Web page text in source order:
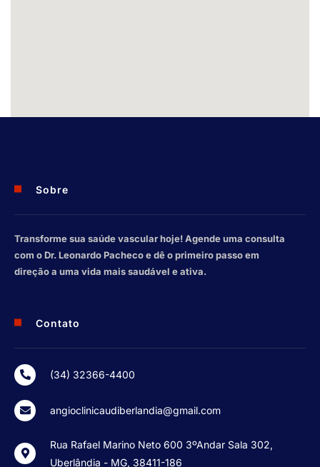
Sobre
Transforme sua saúde vascular hoje! Agende uma consulta
com o Dr. Leonardo Pacheco e dê o primeiro passo em
direção a uma vida mais saudável e ativa.
Contato
(34) 32366-4400
angioclinicaudiberlandia@gmail.com
Rua Rafael Marino Neto 600 3ºAndar Sala 302,
Uberlândia - MG, 38411-186